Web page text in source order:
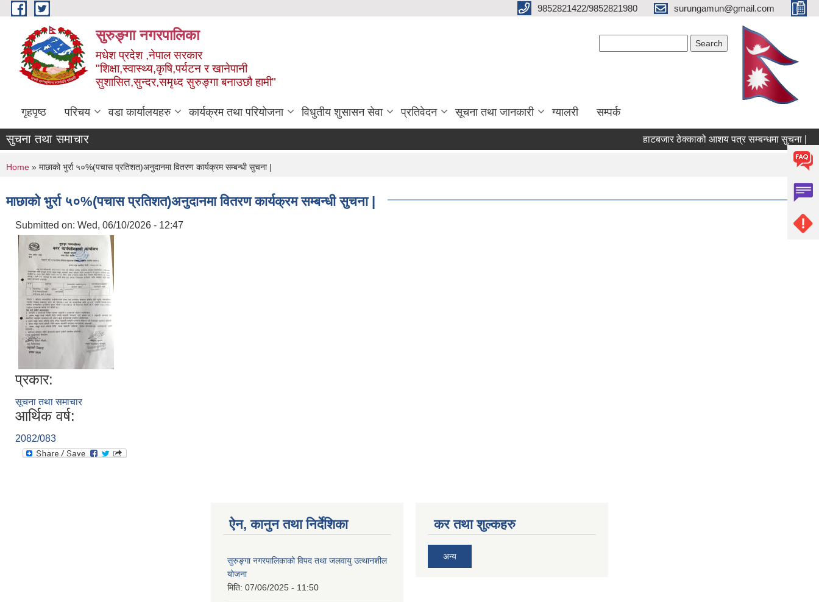
Skip to main content 9852821422/9852821980 surungamun@gmail.com
सुरुङ्‍गा नगरपालिका
मधेश प्रदेश ,नेपाल सरकार
"शिक्षा,स्वास्थ्य,कृषि,पर्यटन र खानेपानी
सुशासित,सुन्दर,समृध्द सुरुङ्गा बनाउछौ हामी"
गृहपृष्ठ परिचय वडा कार्यालयहरु कार्यक्रम तथा परियोजना विधुतीय शुसासन सेवा प्रतिवेदन सूचना तथा जानकारी ग्यालरी सम्पर्क
सुचना तथा समाचार हाटबजार ठेक्काको आशय पत्र सम्बन्धमा सुचना |
You are here
Home » माछाको भुर्रा ५०%(पचास प्रतिशत)अनुदानमा वितरण कार्यक्रम सम्बन्धी सुचना |
माछाको भुर्रा ५०%(पचास प्रतिशत)अनुदानमा वितरण कार्यक्रम सम्बन्धी सुचना |
Submitted on: Wed, 06/10/2026 - 12:47
प्रकार:
सूचना तथा समाचार
आर्थिक वर्ष:
2082/083
ऐन, कानुन तथा निर्देशिका
सुरुङ्गा नगरपालिकाको विपद तथा जलवायु उत्थानशील
योजना
मिति: 07/06/2025 - 11:50
कर तथा शुल्कहरु
अन्य